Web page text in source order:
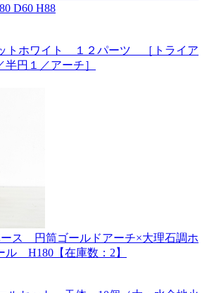
D60 H88
トホワイト １２パーツ ［トライア
円１／アーチ］
ース 円筒ゴールドアーチ×大理石調ホ
ル H180【在庫数：2】